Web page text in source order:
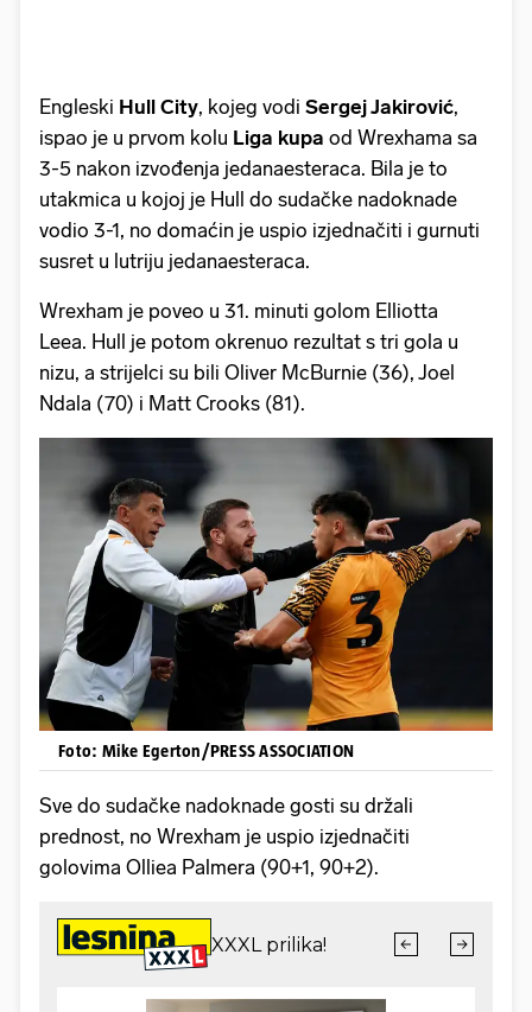
Engleski Hull City, kojeg vodi Sergej Jakirović,
ispao je u prvom kolu Liga kupa od Wrexhama sa
3-5 nakon izvođenja jedanaesteraca. Bila je to
utakmica u kojoj je Hull do sudačke nadoknade
vodio 3-1, no domaćin je uspio izjednačiti i gurnuti
susret u lutriju jedanaesteraca.
Wrexham je poveo u 31. minuti golom Elliotta
Leea. Hull je potom okrenuo rezultat s tri gola u
nizu, a strijelci su bili Oliver McBurnie (36), Joel
Ndala (70) i Matt Crooks (81).
Foto: Mike Egerton/PRESS ASSOCIATION
Sve do sudačke nadoknade gosti su držali
prednost, no Wrexham je uspio izjednačiti
golovima Olliea Palmera (90+1, 90+2).